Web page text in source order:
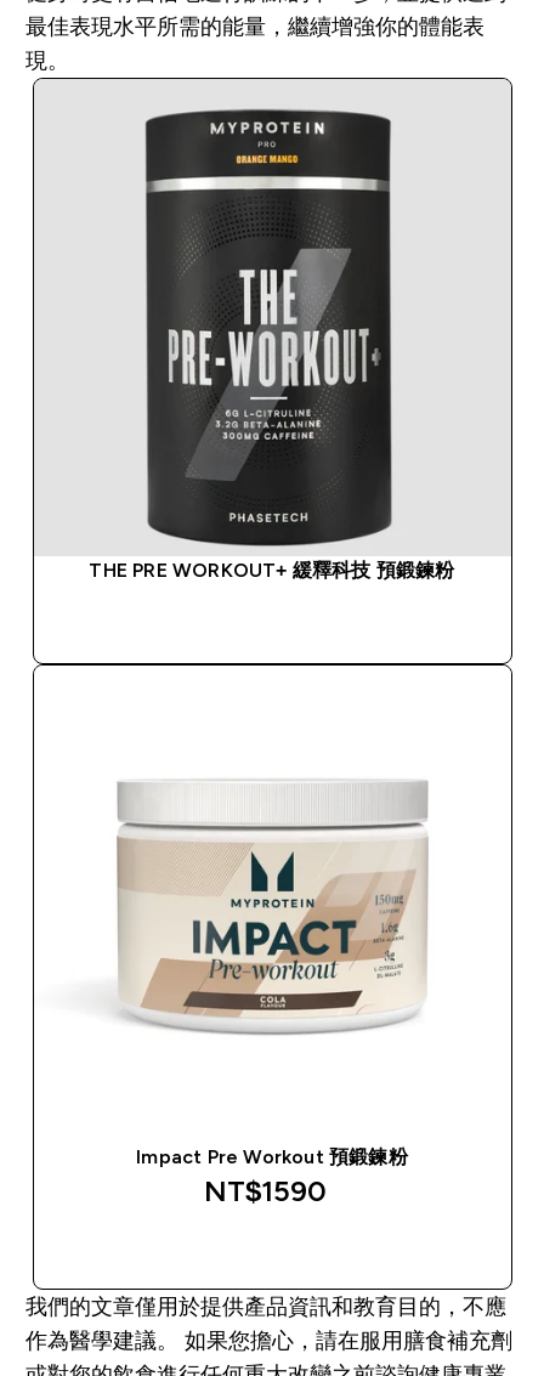
最佳表現水平所需的能量，繼續增強你的體能表
現。
THE PRE WORKOUT+ 緩釋科技 預鍛鍊粉
Impact Pre Workout 預鍛鍊粉
NT$1590‎
我們的文章僅用於提供產品資訊和教育目的，不應
作為醫學建議。 如果您擔心，請在服用膳食補充劑